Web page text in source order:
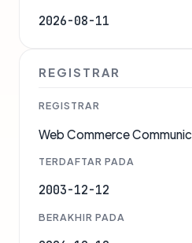
2026-08-11
REGISTRAR
REGISTRAR
Web Commerce
TERDAFTAR PADA
2003-12-12
BERAKHIR PADA